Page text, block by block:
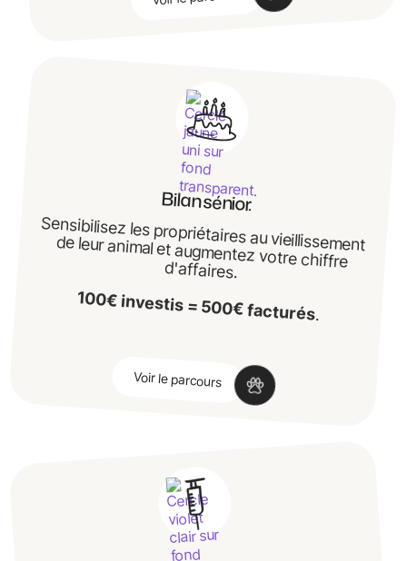
Bilan sénior.
Sensibilisez les propriétaires au vieillissement
de leur animal et augmentez votre chiffre
d'affaires.
‍100€ investis = 500€ facturés.
Voir le parcours